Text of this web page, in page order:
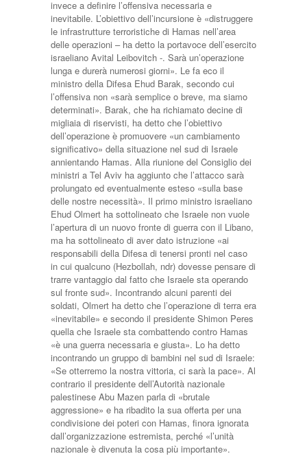
invece a definire l’offensiva necessaria e
inevitabile. L’obiettivo dell’incursione è «distruggere
le infrastrutture terroristiche di Hamas nell’area
delle operazioni – ha detto la portavoce dell’esercito
israeliano Avital Leibovitch -. Sarà un’operazione
lunga e durerà numerosi giorni». Le fa eco il
ministro della Difesa Ehud Barak, secondo cui
l’offensiva non «sarà semplice o breve, ma siamo
determinati». Barak, che ha richiamato decine di
migliaia di riservisti, ha detto che l’obiettivo
dell’operazione è promuovere «un cambiamento
significativo» della situazione nel sud di Israele
annientando Hamas. Alla riunione del Consiglio dei
ministri a Tel Aviv ha aggiunto che l’attacco sarà
prolungato ed eventualmente esteso «sulla base
delle nostre necessità». Il primo ministro israeliano
Ehud Olmert ha sottolineato che Israele non vuole
l’apertura di un nuovo fronte di guerra con il Libano,
ma ha sottolineato di aver dato istruzione «ai
responsabili della Difesa di tenersi pronti nel caso
in cui qualcuno (Hezbollah, ndr) dovesse pensare di
trarre vantaggio dal fatto che Israele sta operando
sul fronte sud». Incontrando alcuni parenti dei
soldati, Olmert ha detto che l’operazione di terra era
«inevitabile» e secondo il presidente Shimon Peres
quella che Israele sta combattendo contro Hamas
«è una guerra necessaria e giusta». Lo ha detto
incontrando un gruppo di bambini nel sud di Israele:
«Se otterremo la nostra vittoria, ci sarà la pace». Al
contrario il presidente dell’Autorità nazionale
palestinese Abu Mazen parla di «brutale
aggressione» e ha ribadito la sua offerta per una
condivisione dei poteri con Hamas, finora ignorata
dall’organizzazione estremista, perché «l’unità
nazionale è divenuta la cosa più importante».